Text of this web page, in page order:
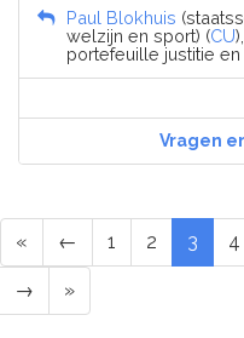
Paul Blokhuis
welzijn en sport) (CU),
portefeuille justitie
Vragen
« ← 1 2 3 4
→ »